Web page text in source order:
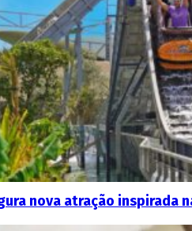
nova atração inspirada